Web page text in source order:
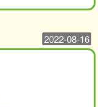
2022-08-16